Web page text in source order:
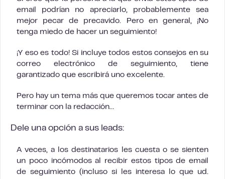
email podrían no apreciarlo, probablemente sea
mejor pecar de precavido. Pero en general, ¡No
tenga miedo de hacer un seguimiento!
¡Y eso es todo! Si incluye todos estos consejos en su
correo electrónico de seguimiento, tiene
garantizado que escribirá uno excelente.
Pero hay un tema más que queremos tocar antes de
terminar con la redacción…
Dele una opción a sus leads:
A veces, a los destinatarios les cuesta o se sienten
un poco incómodos al recibir estos tipos de email
de seguimiento (incluso si les interesa lo que ud.